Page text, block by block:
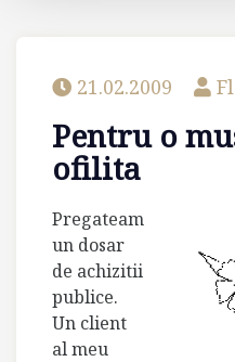
21.02.2009
Pentru o
ofilita
Pregateam
un dosar
de achizitii
publice.
Un client
al meu